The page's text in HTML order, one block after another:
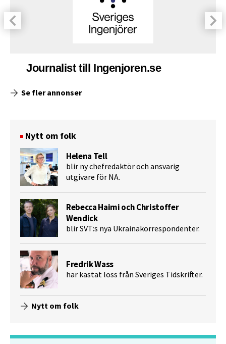
Journalist till Ingenjoren.se
Se fler annonser
Nytt om folk
Helena Tell
blir ny chefredaktör och ansvarig
utgivare för NA.
Rebecca Haimi och Christoffer
Wendick
blir SVT:s nya Ukrainakorrespondenter.
Fredrik Wass
har kastat loss från Sveriges Tidskrifter.
Nytt om folk